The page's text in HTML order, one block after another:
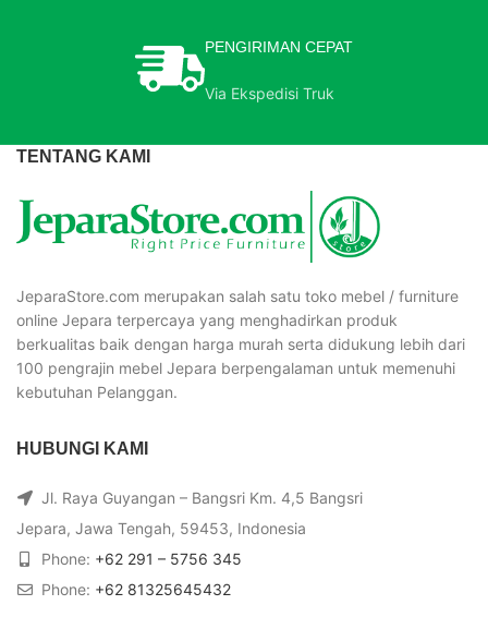
PENGIRIMAN CEPAT
Via Ekspedisi Truk
TENTANG KAMI
JeparaStore.com merupakan salah satu toko mebel / furniture
online Jepara terpercaya yang menghadirkan produk
berkualitas baik dengan harga murah serta didukung lebih dari
100 pengrajin mebel Jepara berpengalaman untuk memenuhi
kebutuhan Pelanggan.
HUBUNGI KAMI
Jl. Raya Guyangan – Bangsri Km. 4,5 Bangsri
Jepara, Jawa Tengah, 59453, Indonesia
Phone: +62 291 – 5756 345
Phone: +62 81325645432